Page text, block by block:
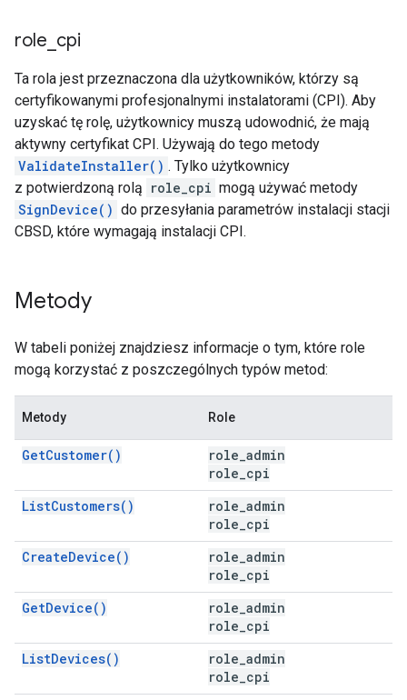
role cpi
Ta rola jest przeznaczona dla użytkowników, którzy są
certyfikowanymi profesjonalnymi instalatorami (CPI). Aby
uzyskać tę rolę, użytkownicy muszą udowodnić, że mają
aktywny certyfikat CPI. Używają do tego metody
ValidateInstaller() . Tylko użytkownicy
z potwierdzoną rolą role_cpi mogą używać metody
SignDevice() do przesyłania parametrów instalacji stacji
CBSD, które wymagają instalacji CPI.
Metody
W tabeli poniżej znajdziesz informacje o tym, które role
mogą korzystać z poszczególnych typów metod:
Metody Role
GetCustomer()
role_admin
role_cpi
ListCustomers()
role_admin
role_cpi
CreateDevice()
role_admin
role_cpi
GetDevice()
role_admin
role_cpi
ListDevices()
role_admin
role_cpi